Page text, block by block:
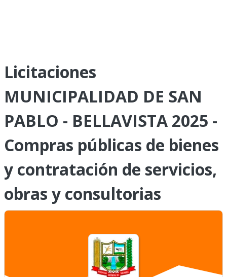
Licitaciones
MUNICIPALIDAD DE SAN
PABLO - BELLAVISTA 2025 -
Compras públicas de bienes
y contratación de servicios,
obras y consultorias